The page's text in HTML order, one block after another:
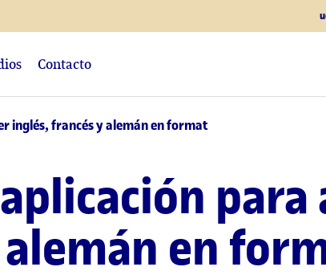
Contacto
inglés, francés y alemán en format
aplicación
en